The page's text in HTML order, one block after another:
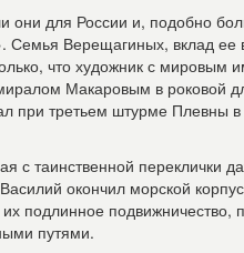
для России и, подобно
Верещагиных, вклад ее
что художник с
Макаровым в роковой
при третьем штурме Плевны
таинственной переклички
окончил морской
подлинное подвижничество,
путями.